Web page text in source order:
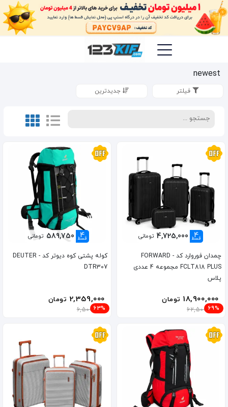
newest
جدیدترین
4
قسط 4,725,000 تومانی
چمدان فوروارد کد FORWARD -
FCLT818 PLUS مجموعه 4 عددی
پلاس
18,900,000 تومان
62,500,000
69%
4
قسط 589,750 تومانی
کوله پشتی کوه دیوتر کد DEUTER -
DTR307
2,359,000 تومان
6,500,000
63%